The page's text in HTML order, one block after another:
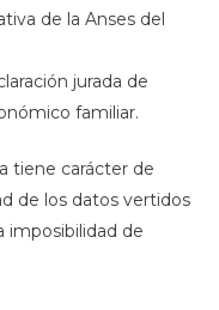
de la Anses del
jurada de
familiar.
tiene carácter de
de los datos vertidos
imposibilidad de